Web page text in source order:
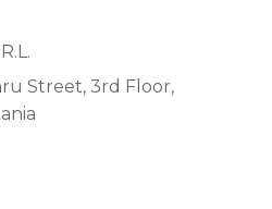
Street, 3rd Floor,